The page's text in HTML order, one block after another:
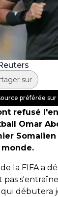
sur
préférée sur
refusé
Omar
la FIFA a
débutera